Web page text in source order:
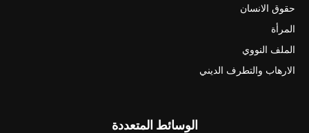
حقوق الانسان
المرأة
الملف النووي
الارهاب والتطرف الديني
الوسائط المتعددة